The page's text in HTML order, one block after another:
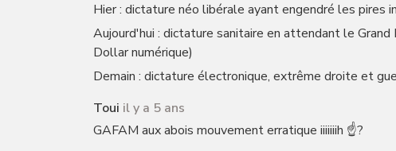
Hier : dictature néo libérale ayant engendré les pires
Aujourd'hui : dictature sanitaire en attendant le
Dollar numérique)
Demain : dictature électronique, extrême droite et
Toui il y a 5 ans
GAFAM aux abois mouvement erratique iiiiiiih ☝️?